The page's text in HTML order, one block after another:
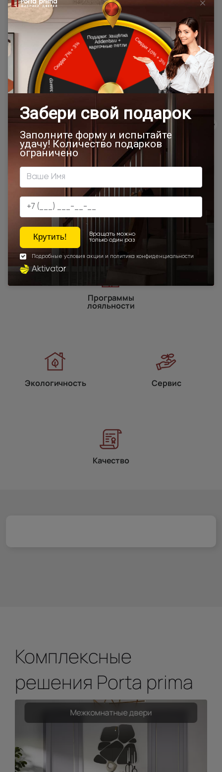
дилера в данном регионе или, при заказе через запрос с
сайта, отдельно рассчитывается менеджером интернет-
Подробная информация о доставке
Товар относится к категориям:
500x1900
Межкомнатные двери 55х190 см
700x1900 900x2000 Лайт-грей ST
Двери Neo Classic Decoro
800x2000 900x2200
500x1950 450x2000 650x2000 1000x2100
700x2200 900x1900 800x2100
700x2100
800x2200 900x2300 900x2400 1200x2000
Наши преимущества
Программы
лояльности
Экологичность Сервис
Качество
Комплексные
решения Porta prima
Межкомнатные двери